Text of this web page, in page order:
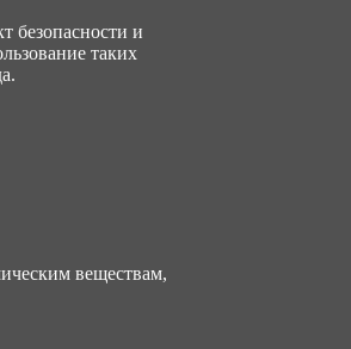
безопасности и
таких
веществам,